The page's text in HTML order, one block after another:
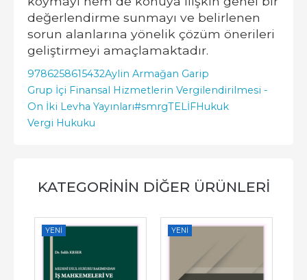
değerlendirme sunmayı ve belirlenen
sorun alanlarına yönelik çözüm önerileri
geliştirmeyi amaçlamaktadır.
9786258615432Aylin Armağan Garip
Grup İçi Finansal Hizmetlerin Vergilendirilmesi -
On İki Levha Yayınları#smrgTELİFHukuk
Vergi Hukuku
KATEGORININ DIĞER ÜRÜNLERI
YENI YENI